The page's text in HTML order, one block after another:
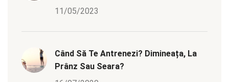
11/05/2023
Când Să Te Antrenezi? Dimineața, La
Prânz Sau Seara?